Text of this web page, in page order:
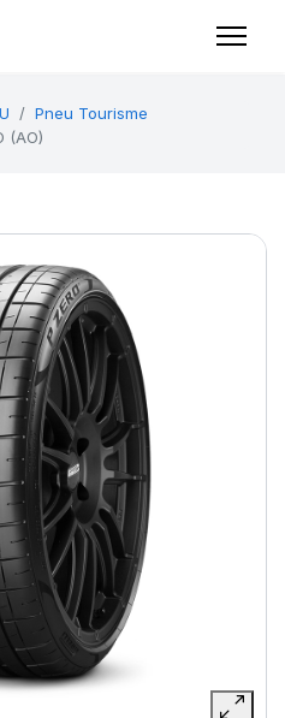
Pneu Tourisme
(AO)